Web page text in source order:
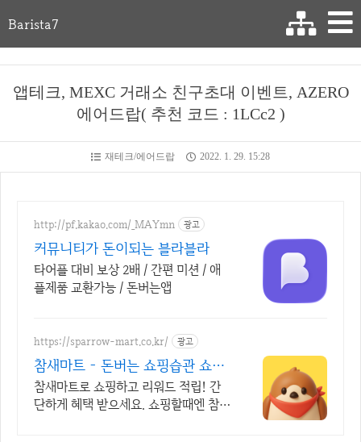
Barista7
앱테크, MEXC 거래소 친구초대 이벤트, AZERO
에어드랍( 추천 코드 : 1LCc2 )
재테크/에어드랍 2022. 1. 29. 15:28
http://pf.kakao.com/_MAYmn 광고
커뮤니티가 돈이되는 블라블라
타어플 대비 보상 2배 / 간편 미션 / 애
플제품 교환가능 / 돈버는앱
https://sparrow-mart.co.kr/ 광고
참새마트 - 돈버는 쇼핑습관 쇼핑
만 해도 포인트 적립
참새마트로 쇼핑하고 리워드 적립! 간
단하게 혜택 받으세요. 쇼핑할때엔 참새